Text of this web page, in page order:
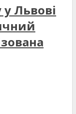
у Львові